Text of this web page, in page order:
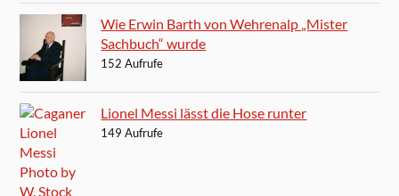
Wie Erwin Barth von Wehrenalp „Mister
Sachbuch“ wurde
152 Aufrufe
Lionel Messi lässt die Hose runter
149 Aufrufe